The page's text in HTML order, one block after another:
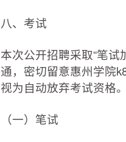
八、考试
本次公开招聘采取“笔
通，密切留意惠州学院
视为自动放弃考试资格。
（一）笔试